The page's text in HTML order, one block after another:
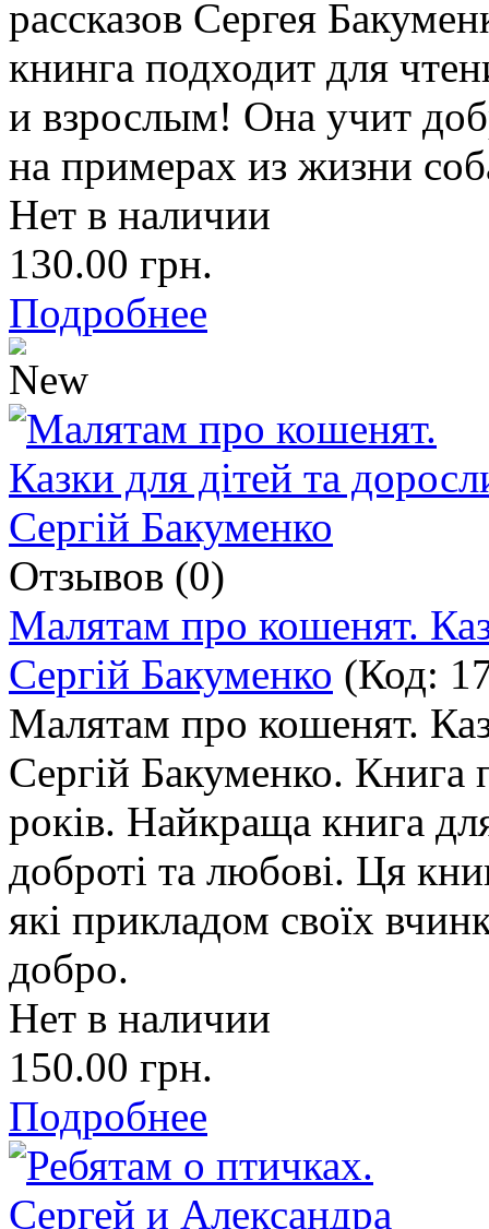
рассказов Сергея
книнга подходит для
и взрослым! Она учит
на примерах из жизни
Нет в наличии
130.00 грн.
Подробнее
Отзывов (0)
Малятам про кошенят.
Сергій Бакуменко (Код:
Малятам про кошенят.
Сергій Бакуменко. Книга
років. Найкраща книга
доброті та любові. Ця
які прикладом своїх
добро.
Нет в наличии
150.00 грн.
Подробнее